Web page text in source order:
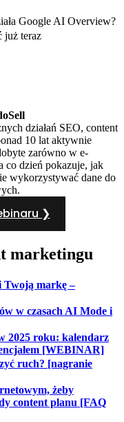
Google AI Overview?
już teraz
działań SEO, content
10 lat aktywnie
zarówno w e-
co dzień pokazuje, jak
wykorzystywać dane do
❯
marketingu
markę –
w czasach AI Mode i
2025 roku: kalendarz
[WEBINAR]
ruch? [nagranie
żeby
content planu [FAQ